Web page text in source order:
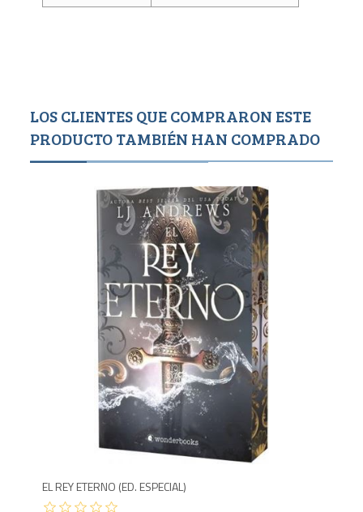
LOS CLIENTES QUE COMPRARON ESTE
PRODUCTO TAMBIÉN HAN COMPRADO
EL REY ETERNO (ED. ESPECIAL)